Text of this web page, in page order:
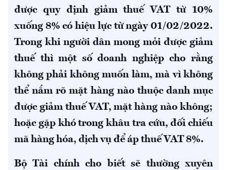
được quy định giảm thuế VAT từ 10%
xuống 8% có hiệu lực từ ngày 01/02/2022.
Trong khi người dân mong mỏi được giảm
thuế thì một số doanh nghiệp cho rằng
không phải không muốn làm, mà vì không
thể nắm rõ mặt hàng nào thuộc danh mục
được giảm thuế VAT, mặt hàng nào không;
hoặc gặp khó trong khâu tra cứu, đối chiếu
mã hàng hóa, dịch vụ để áp thuế VAT 8%.
Bộ Tài chính cho biết sẽ thường xuyên